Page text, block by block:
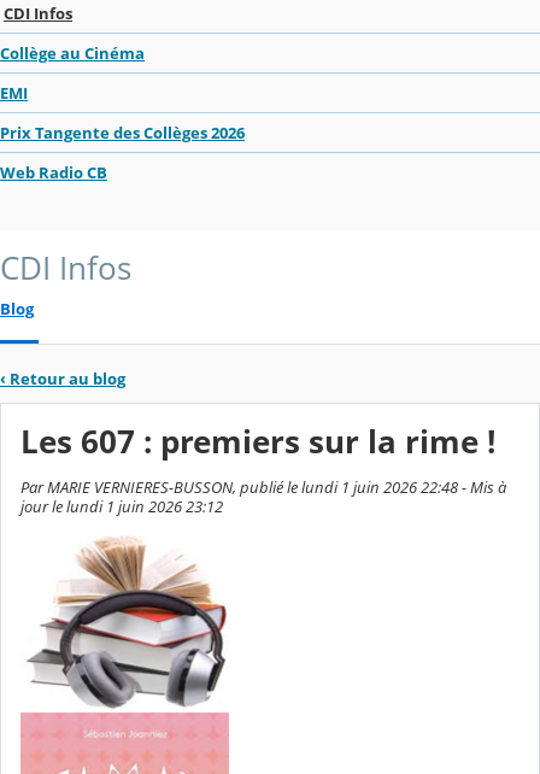
CDI Infos
Collège au Cinéma
EMI
Prix Tangente des Collèges 2026
Web Radio CB
CDI Infos
Blog
‹ Retour au blog
Les 607 : premiers sur la rime !
Par MARIE VERNIERES-BUSSON, publié le lundi 1 juin 2026 22:48 - Mis à
jour le lundi 1 juin 2026 23:12